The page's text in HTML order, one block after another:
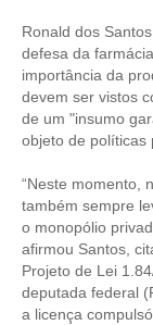
RES 1.002/2002 –
HOMOLOGAÇÕES
PISO SALARIAL
OPORTUNIDADES
APRESENTAÇÃO
EMPREGO E
Ronald dos
defesa da
importância da
devem ser vistos
de um "insumo
objeto de políticas
“Neste momento,
também sempre
o monopólio
afirmou Santos,
Projeto de Lei
deputada federal
a licença